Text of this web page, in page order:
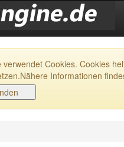
verwendet Cookies. Cookies
Informationen